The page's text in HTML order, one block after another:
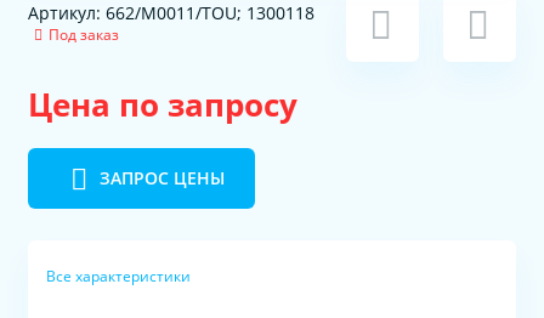
Артикул: 662/M0011/TOU; 1300118
Под заказ
Цена по запросу
ЗАПРОС ЦЕНЫ
Все характеристики